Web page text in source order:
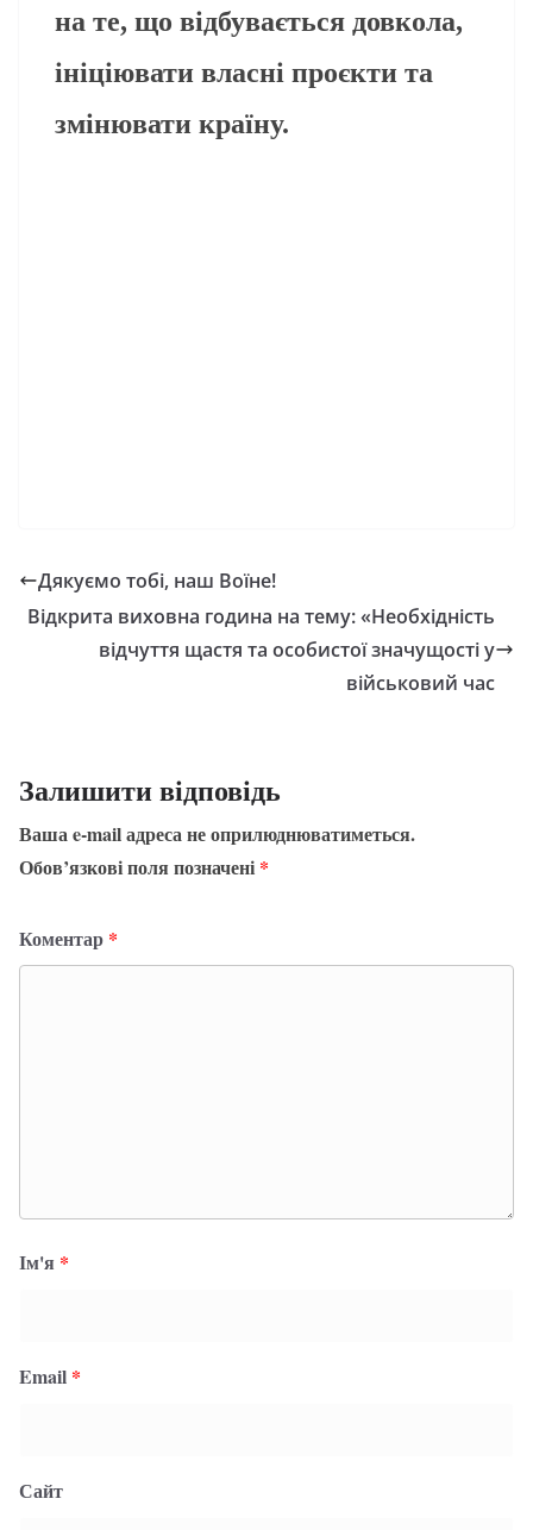
на те, що відбувається довкола,
ініціювати власні проєкти та
змінювати країну.
Дякуємо тобі, наш Воїне!
Відкрита виховна година на тему: «Необхідність
відчуття щастя та особистої значущості у
військовий час
Залишити відповідь
Ваша e-mail адреса не оприлюднюватиметься.
Обов’язкові поля позначені *
Коментар *
Ім'я *
Email *
Сайт